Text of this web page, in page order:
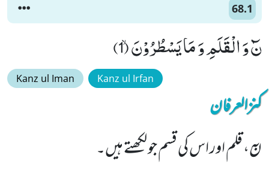
68.1
نٓ وَ الْقَلَمِ وَ مَا یَسْطُرُوْنَۙ (1)
Kanz ul Iman Kanz ul Irfan
کنزالعرفان
نٓ، قلم اور اس کی قسم جو لکھتے ہیں۔